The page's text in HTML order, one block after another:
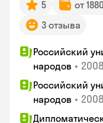
5 от
3 отзыва
Российский
народов •
Российский
народов •